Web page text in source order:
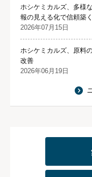
ホシケミカルズ、多様
報の見える化で信頼築く
2026年07月15日
ホシケミカルズ、原料
改善
2026年06月19日